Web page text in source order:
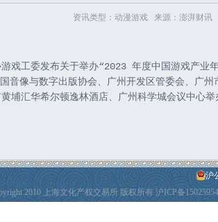
资讯类型：动漫游戏 来源：澎湃财讯
戏工委发布关于举办“2023 年度中国游戏产业
音像与数字出版协会、广州开发区管委会、广
埔汇华希尔顿逸林酒店、广州科学城会议中心
沪
2010 上海文化产权交易所 版权所有沪ICP备